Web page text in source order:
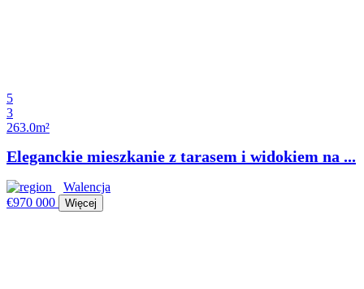
5
3
263.0m²
Eleganckie mieszkanie z tarasem i widokiem na ...
Walencja
€970 000
Więcej